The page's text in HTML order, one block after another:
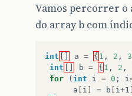
Vamos percorrer o
do array b com
int a = { 1 , 2 , 3
int
b = { 1 , 2 ,
for
( int i = 0 ; i
a
i = b i+1